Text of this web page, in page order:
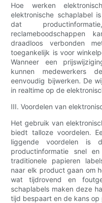
Hoe werken
elektronische schaplabel
dat
reclameboodschappen
draadloos verbonden
toegankelijk is voor
Wanneer een
kunnen medewerkers
eenvoudig bijwerken. De
in realtime op de
III. Voordelen van
Het gebruik van
biedt talloze voordelen.
liggende voordelen is
productinformatie snel
traditionele papieren
naar elk product gaan om
wat tijdrovend en
schaplabels maken deze
tijd bespaart en de kans